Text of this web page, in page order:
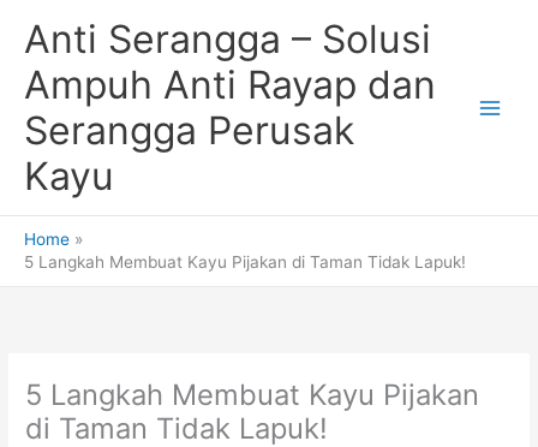
Anti Serangga – Solusi
Ampuh Anti Rayap dan
Serangga Perusak
Kayu
Home
5 Langkah Membuat Kayu Pijakan di Taman Tidak Lapuk!
5 Langkah Membuat Kayu Pijakan
di Taman Tidak Lapuk!